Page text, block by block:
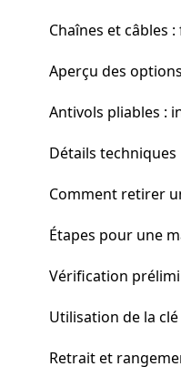
Chaînes et câbles
Aperçu des options
Antivols pliables :
Détails techniques
Comment retirer
Étapes pour une
Vérification
Utilisation de la
Retrait et